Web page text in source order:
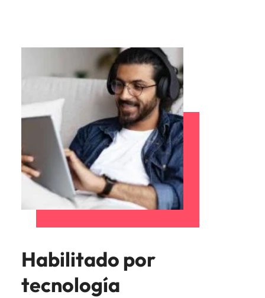
Habilitado por
tecnología